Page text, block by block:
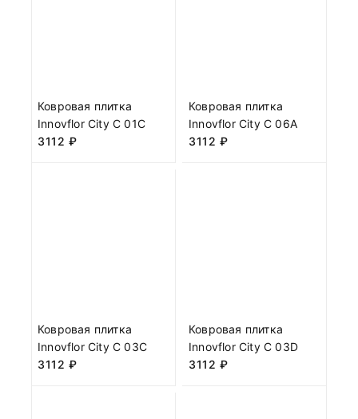
Ковровая плитка
Innovflor City C 01C
3112 ₽
Ковровая плитка
Innovflor City C 06A
3112 ₽
Ковровая плитка
Innovflor City C 03C
3112 ₽
Ковровая плитка
Innovflor City C 03D
3112 ₽